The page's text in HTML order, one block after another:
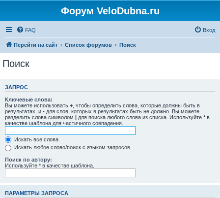
Форум VeloDubna.ru
FAQ Вход
Перейти на сайт Список форумов Поиск
Поиск
ЗАПРОС
Ключевые слова:
Вы можете использовать + , чтобы определить слова, которые должны быть в
результатах, и - для слов, которых в результатах быть не должно. Вы можете
разделить слова символом | для поиска любого слова из списка. Используйте * в
качестве шаблона для частичного совпадения.
Искать все слова
Искать любое слово/поиск с языком запросов
Поиск по автору:
Используйте * в качестве шаблона.
ПАРАМЕТРЫ ЗАПРОСА